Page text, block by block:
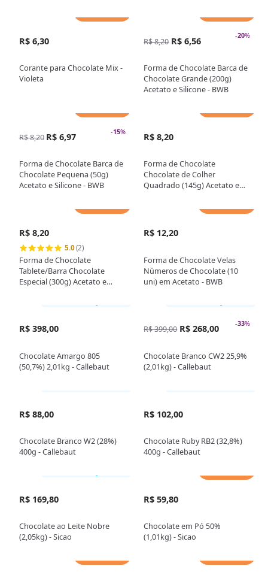
R$ 6,30
Corante para Chocolate Mix -
Violeta
-20%
R$ 8,20 R$ 6,56
Forma de Chocolate Barca de
Chocolate Grande (200g)
Acetato e Silicone - BWB
-15%
R$ 8,20 R$ 6,97
Forma de Chocolate Barca de
Chocolate Pequena (50g)
Acetato e Silicone - BWB
R$ 8,20
Forma de Chocolate
Chocolate de Colher
Quadrado (145g) Acetato e
R$ 8,20
5.0(2)
Forma de Chocolate
Tablete/Barra Chocolate
Especial (300g) Acetato e
R$ 12,20
Forma de Chocolate Velas
Números de Chocolate (10
uni) em Acetato - BWB
R$ 398,00
Chocolate Amargo 805
(50,7%) 2,01kg - Callebaut
-33%
R$ 399,00 R$ 268,00
Chocolate Branco CW2 25,9%
(2,01kg) - Callebaut
R$ 88,00
Chocolate Branco W2 (28%)
400g - Callebaut
R$ 102,00
Chocolate Ruby RB2 (32,8%)
400g - Callebaut
R$ 169,80
Chocolate ao Leite Nobre
(2,05kg) - Sicao
R$ 59,80
Chocolate em Pó 50%
(1,01kg) - Sicao